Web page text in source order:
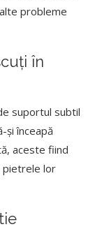
probleme
în
suportul subtil
și înceapă
aceste fiind
pietrele lor